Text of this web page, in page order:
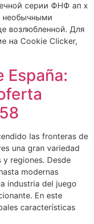
серии ФНФ ап х
необычными
возлюбленной. Для
на Cookie Clicker,
España:
las fronteras de
una gran variedad
regiones. Desde
modernas
industria del juego
En este
características